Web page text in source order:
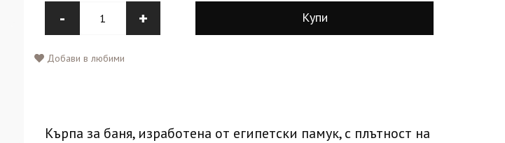
- + Купи
Добави в любими
Кърпа за баня, изработена от египетски памук, с плътност на